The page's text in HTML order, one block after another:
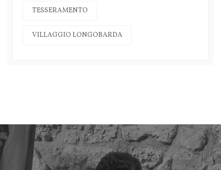
TESSERAMENTO
VILLAGGIO LONGOBARDA